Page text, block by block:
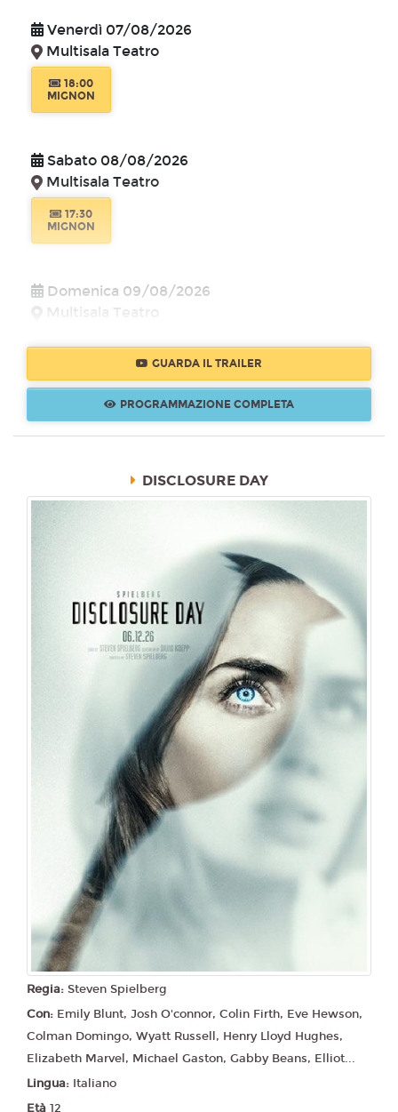
Venerdì 07/08/2026
Multisala Teatro
18:00
MIGNON
Sabato 08/08/2026
Multisala Teatro
17:30
MIGNON
Domenica 09/08/2026
Multisala Teatro
17:30
Lunedì 10/08/2026
Mercoledì 12/08/2026
17:30
MIGNON
GUARDA IL TRAILER
PROGRAMMAZIONE COMPLETA
DISCLOSURE DAY
Regia: Steven Spielberg
Con: Emily Blunt, Josh O'connor, Colin Firth, Eve Hewson,
Colman Domingo, Wyatt Russell, Henry Lloyd Hughes,
Elizabeth Marvel, Michael Gaston, Gabby Beans, Elliot...
Lingua: Italiano
Età 12